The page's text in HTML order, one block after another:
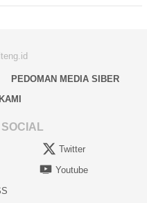
PEDOMAN MEDIA SIBER
Twitter
Youtube